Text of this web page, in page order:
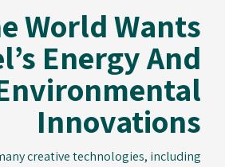
World Wants
Energy And
Innovations
creative technologies, including